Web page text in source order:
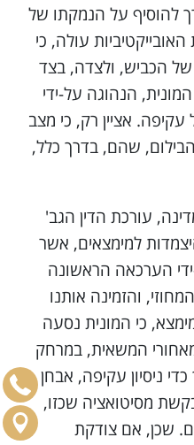
להוסיף על הנמקתו של
עולה, כי
הכביש, ולצדה, בצד
הנהוגה על-ידי
אציין רק, כי מצב
הבילום, שהם, בדרך כלל,
עורכת הדין הגב'
למימצאים, אשר
הערכאה הראשונה
והזמינה אותנו
כי המונית נסעה
המשאית, במרחק
כדי ניסיון עקיפה, אבחן
מסיטואציה שכזו,
שכן, אם צודקת